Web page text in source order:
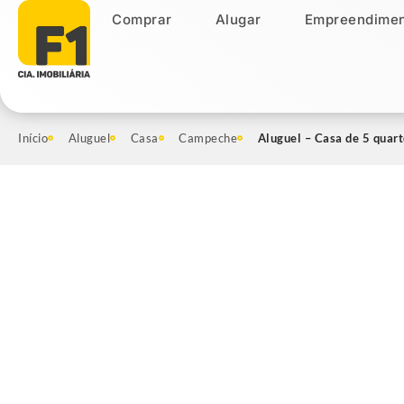
Comprar Alugar
Comprar Alugar
Início Aluguel Casa Campeche Aluguel – Casa de 5